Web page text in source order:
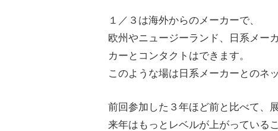
１／３は海外からのメーカーで、
欧州やニュージーランド、日系メー
カーとコンタクトはできます。
このような場は日系メーカーとのネ
前回参加した３年ほど前と比べて、
来年はもっとレベルが上がっている